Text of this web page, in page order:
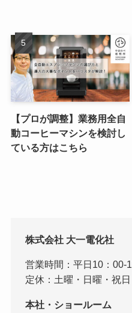
【プロが調整】業務用全自
動コーヒーマシンを検討し
ている方はこちら
株式会社 大一電化社
営業時間：平日10：00-
定休：土曜・日曜・祝日
本社・ショールーム